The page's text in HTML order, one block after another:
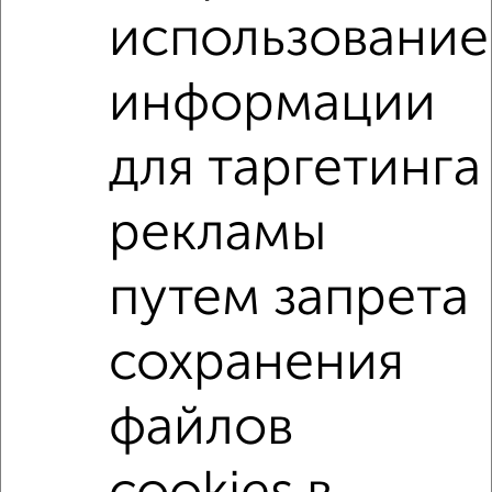
2-к квартиры
Поиск по схожим параметрам:
на улице Ленина не первый этаж
с центральным отоплением в сданных домах
с раздельным санузлом площадью до 90 м²
На материнский капитал В ипотеку
В ипотеку с материнским капиталом
Большие квартиры
использование
информации
для таргетинга
рекламы
путем запрета
сохранения
файлов